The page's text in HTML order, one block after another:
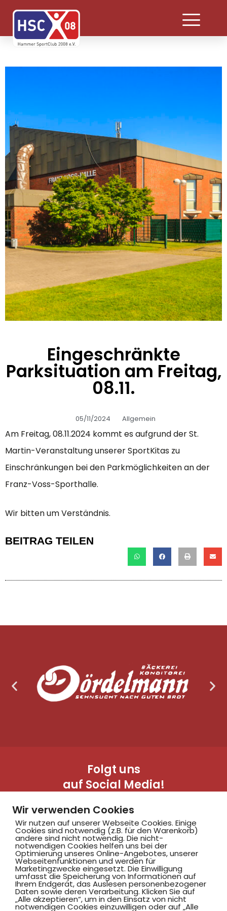
Eingeschränkte
Parksituation am Freitag,
08.11.
05/11/2024 Allgemein
Am Freitag, 08.11.2024 kommt es aufgrund der St.
Martin-Veranstaltung unserer SportKitas zu
Einschränkungen bei den Parkmöglichkeiten an der
Franz-Voss-Sporthalle.
Wir bitten um Verständnis.
BEITRAG TEILEN
Folgt uns
auf Social Media!
Hammer SportClub 2008
Am Südbad 9,
Wir verwenden Cookies
Wir nutzen auf unserer Webseite Cookies. Einige
Cookies sind notwendig (z.B. für den Warenkorb)
andere sind nicht notwendig. Die nicht-
notwendigen Cookies helfen uns bei der
Optimierung unseres Online-Angebotes, unserer
Webseitenfunktionen und werden für
Marketingzwecke eingesetzt. Die Einwilligung
umfasst die Speicherung von Informationen auf
Ihrem Endgerät, das Auslesen personenbezogener
Daten sowie deren Verarbeitung. Klicken Sie auf
„Alle akzeptieren“, um in den Einsatz von nicht
notwendigen Cookies einzuwilligen oder auf „Alle